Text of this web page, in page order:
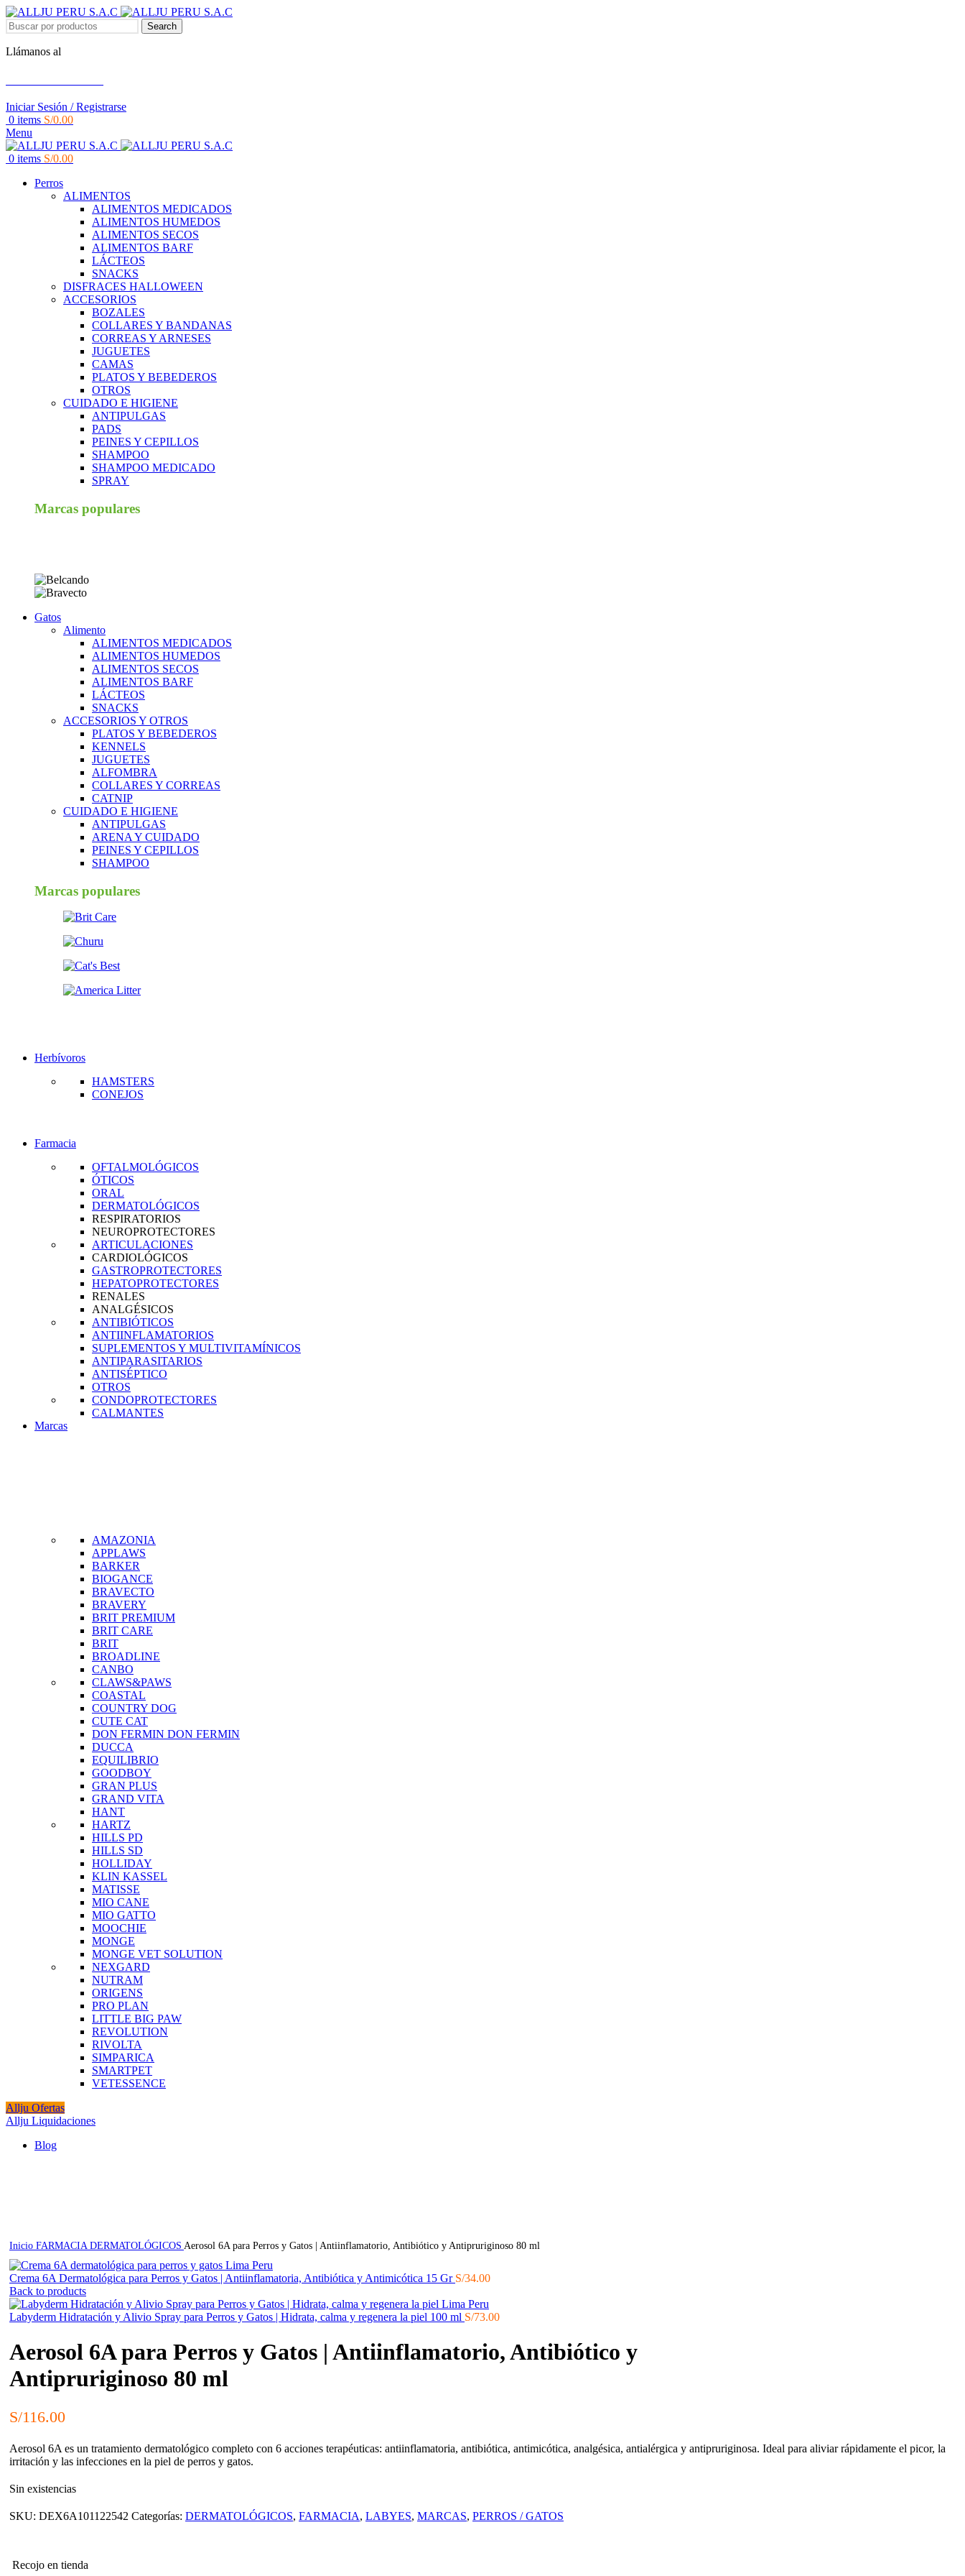
Search
Llámanos al
Iniciar Sesión / Registrarse
0 items S/0.00
Menu
0 items S/0.00
Perros
ALIMENTOS
ALIMENTOS MEDICADOS
ALIMENTOS HUMEDOS
ALIMENTOS SECOS
ALIMENTOS BARF
LÁCTEOS
SNACKS
DISFRACES HALLOWEEN
ACCESORIOS
BOZALES
COLLARES Y BANDANAS
CORREAS Y ARNESES
JUGUETES
CAMAS
PLATOS Y BEBEDEROS
OTROS
CUIDADO E HIGIENE
ANTIPULGAS
PADS
PEINES Y CEPILLOS
SHAMPOO
SHAMPOO MEDICADO
SPRAY
Marcas populares
Gatos
Alimento
ALIMENTOS MEDICADOS
ALIMENTOS HUMEDOS
ALIMENTOS SECOS
ALIMENTOS BARF
LÁCTEOS
SNACKS
ACCESORIOS Y OTROS
PLATOS Y BEBEDEROS
KENNELS
JUGUETES
ALFOMBRA
COLLARES Y CORREAS
CATNIP
CUIDADO E HIGIENE
ANTIPULGAS
ARENA Y CUIDADO
PEINES Y CEPILLOS
SHAMPOO
Marcas populares
Herbívoros
HAMSTERS
CONEJOS
Farmacia
OFTALMOLÓGICOS
ÓTICOS
ORAL
DERMATOLÓGICOS
RESPIRATORIOS
NEUROPROTECTORES
ARTICULACIONES
CARDIOLÓGICOS
GASTROPROTECTORES
HEPATOPROTECTORES
RENALES
ANALGÉSICOS
ANTIBIÓTICOS
ANTIINFLAMATORIOS
SUPLEMENTOS Y MULTIVITAMÍNICOS
ANTIPARASITARIOS
ANTISÉPTICO
OTROS
CONDOPROTECTORES
CALMANTES
Marcas
AMAZONIA
APPLAWS
BARKER
BIOGANCE
BRAVECTO
BRAVERY
BRIT PREMIUM
BRIT CARE
BRIT
BROADLINE
CANBO
CLAWS&PAWS
COASTAL
COUNTRY DOG
CUTE CAT
DON FERMIN DON FERMIN
DUCCA
EQUILIBRIO
GOODBOY
GRAN PLUS
GRAND VITA
HANT
HARTZ
HILLS PD
HILLS SD
HOLLIDAY
KLIN KASSEL
MATISSE
MIO CANE
MIO GATTO
MOOCHIE
MONGE
MONGE VET SOLUTION
NEXGARD
NUTRAM
ORIGENS
PRO PLAN
LITTLE BIG PAW
REVOLUTION
RIVOLTA
SIMPARICA
SMARTPET
VETESSENCE
Allju Ofertas
Allju Liquidaciones
Blog
Inicio FARMACIA DERMATOLÓGICOS Aerosol 6A para Perros y Gatos | Antiinflamatorio, Antibiótico y Antipruriginoso 80 ml
Crema 6A Dermatológica para Perros y Gatos | Antiinflamatoria, Antibiótica y Antimicótica 15 Gr S/34.00
Back to products
Labyderm Hidratación y Alivio Spray para Perros y Gatos | Hidrata, calma y regenera la piel 100 ml S/73.00
Aerosol 6A para Perros y Gatos | Antiinflamatorio, Antibiótico y
Antipruriginoso 80 ml
S/116.00
Aerosol 6A es un tratamiento dermatológico completo con 6 acciones terapéuticas: antiinflamatoria, antibiótica, antimicótica, analgésica, antialérgica y antipruriginosa. Ideal para aliviar rápidamente el picor, la
irritación y las infecciones en la piel de perros y gatos.
Sin existencias
SKU: DEX6A101122542 Categorías: DERMATOLÓGICOS, FARMACIA, LABYES, MARCAS, PERROS / GATOS
Recojo en tienda